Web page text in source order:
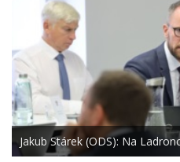
Jakub Stárek (ODS): Na